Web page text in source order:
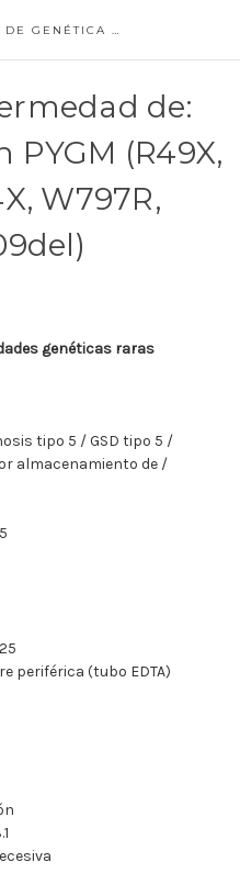
GENETAQ CENTRO DE GENÉTICA MOLECULAR
de:
PYGM (R49X,
W797R,
genéticas raras
tipo 5 / GSD tipo 5 /
almacenamiento de /
periférica (tubo EDTA)